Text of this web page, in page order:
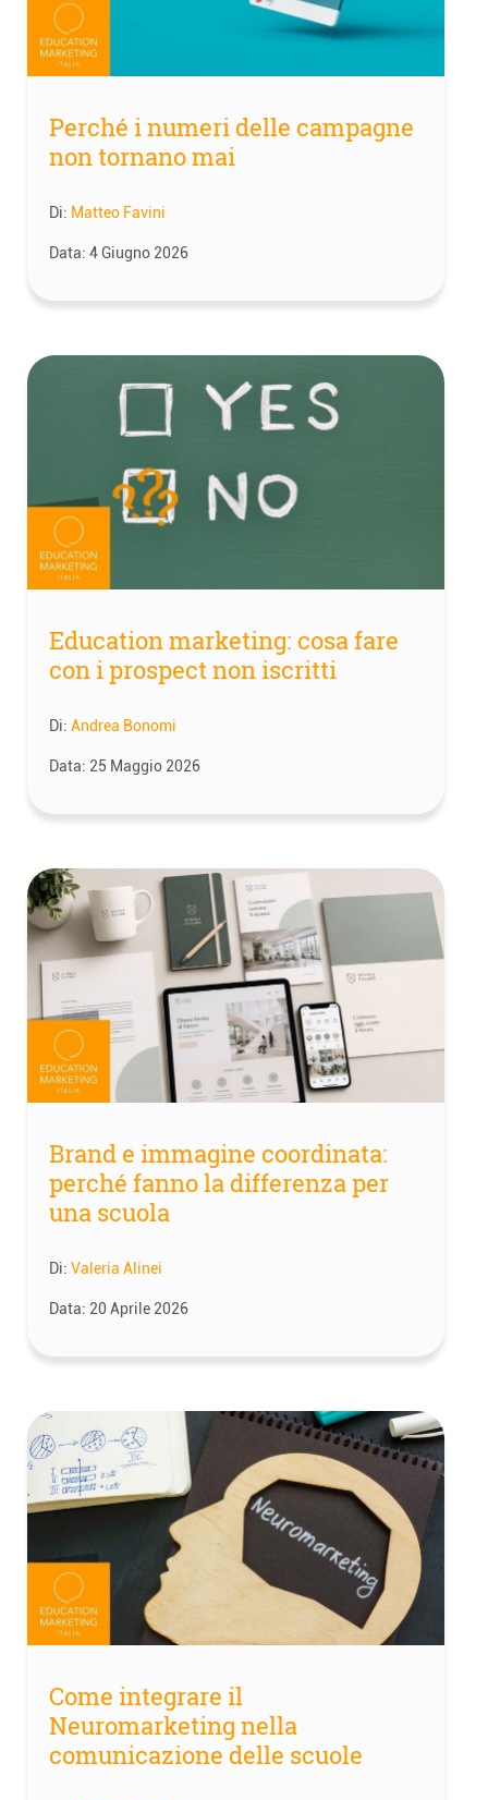
Perché i numeri delle campagne
non tornano mai
Di: Matteo Favini
Data: 4 Giugno 2026
Education marketing: cosa fare
con i prospect non iscritti
Di: Andrea Bonomi
Data: 25 Maggio 2026
Brand e immagine coordinata:
perché fanno la differenza per
una scuola
Di: Valeria Alinei
Data: 20 Aprile 2026
Come integrare il
Neuromarketing nella
comunicazione delle scuole